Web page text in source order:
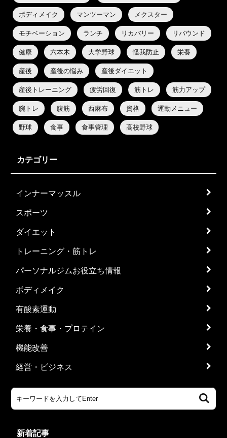
ボディメイク マンツーマン メクスター
モチベーション ランチ リカバリー リバウンド
健康 六本木 大学野球 怪我防止 栄養
産後 産後の悩み 産後ダイエット
産後トレーニング 疲労回復 筋トレ 筋力アップ
腕トレ 腹筋 西麻布 資格 運動メニュー
野球 食事 食事管理 高校野球
カテゴリー
インナーマッスル
スポーツ
ダイエット
トレーニング・筋トレ
パーソナルジムお役立ち情報
ボディメイク
有酸素運動
栄養・食事・プロテイン
機能改善
経営・ビジネス
新着記事